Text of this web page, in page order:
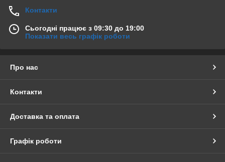
Контакти
Сьогодні працює з 09:30 до 19:00
Показати весь графік роботи
Про нас
Контакти
Доставка та оплата
Графік роботи